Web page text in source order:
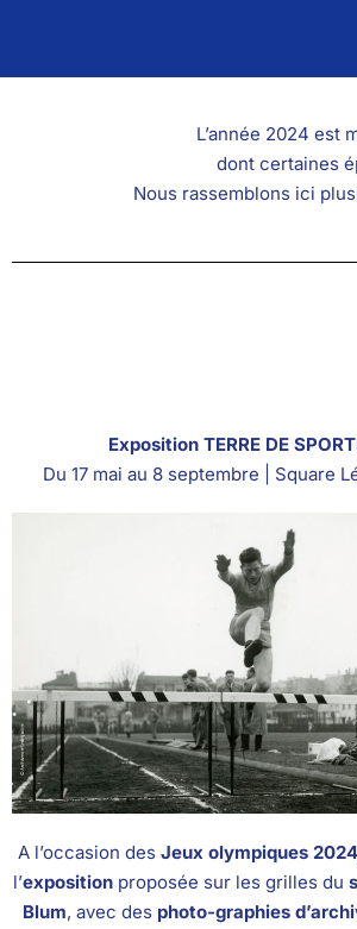
L’année 2024 est
dont certaines
Nous rassemblons ici
Exposition TERRE DE
Du 17 mai au 8 septembre | Square
A l’occasion des Jeux olympiques 2024
l’exposition proposée sur les grilles du
Blum, avec des photo-graphies